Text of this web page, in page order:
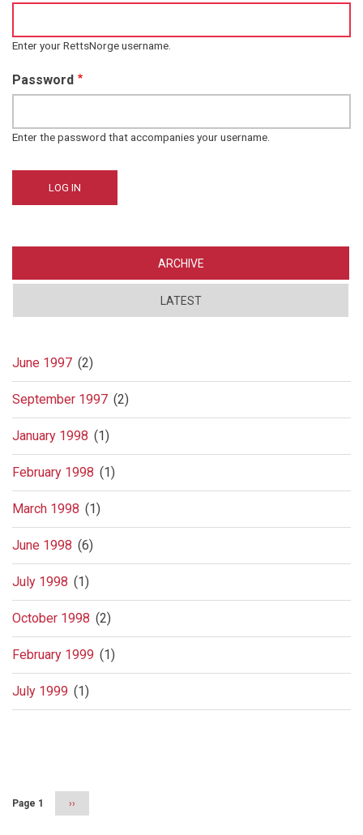
Enter your RettsNorge username.
Password
Enter the password that accompanies your username.
ARCHIVE
LATEST
June 1997 (2)
September 1997 (2)
January 1998 (1)
February 1998 (1)
March 1998 (1)
June 1998 (6)
July 1998 (1)
October 1998 (2)
February 1999 (1)
July 1999 (1)
Page 1
Next
››